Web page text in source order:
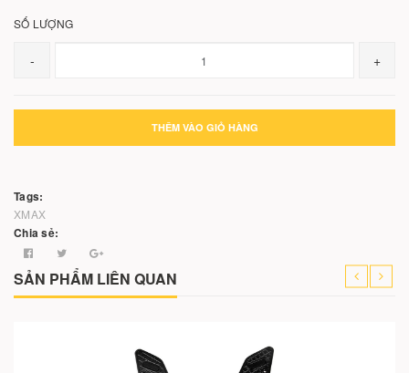
SỐ LƯỢNG
- +
THÊM VÀO GIỎ HÀNG
Tags:
XMAX
Chia sẻ:
SẢN PHẨM LIÊN QUAN